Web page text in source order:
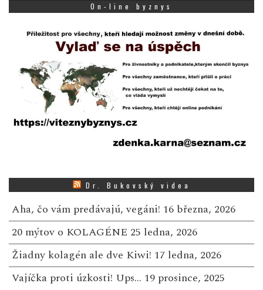
On-line byznys
Dr. Bukovský videa
Aha, čo vám predávajú, vegáni! 16 března, 2026
20 mýtov o KOLAGÉNE 25 ledna, 2026
Žiadny kolagén ale dve Kiwi! 17 ledna, 2026
Vajíčka proti úzkosti! Ups… 19 prosince, 2025